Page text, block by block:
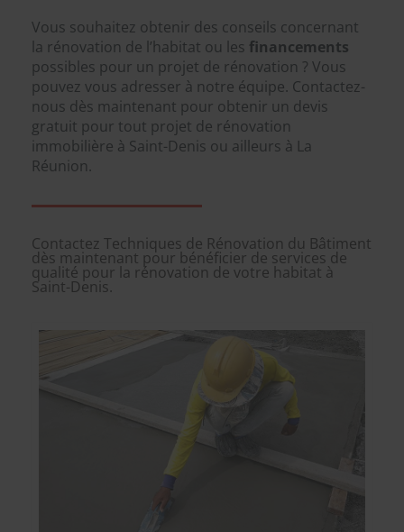
Vous souhaitez obtenir des conseils concernant
la rénovation de l’habitat ou les financements
possibles pour un projet de rénovation ? Vous
pouvez vous adresser à notre équipe. Contactez-
nous dès maintenant pour obtenir un devis
gratuit pour tout projet de rénovation
immobilière à Saint-Denis ou ailleurs à La
Réunion.
Contactez Techniques de Rénovation du Bâtiment
dès maintenant pour bénéficier de services de
qualité pour la rénovation de votre habitat à
Saint-Denis.